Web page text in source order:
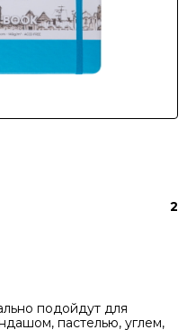
2
подойдут для
пастелью, углем,